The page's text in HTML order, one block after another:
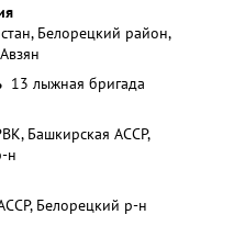
Белорецкий район,
13 лыжная бригада
Башкирская АССР,
н
Белорецкий р-н